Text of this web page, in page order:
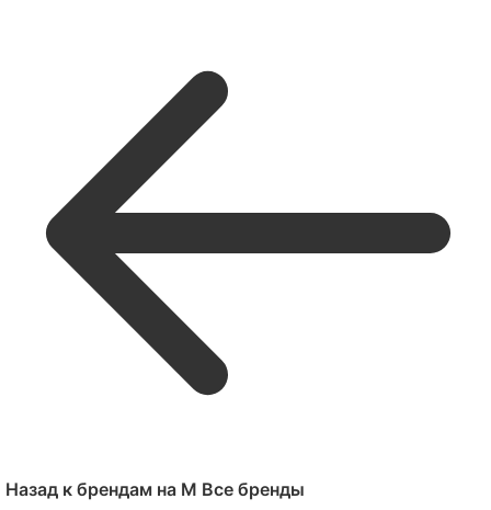
Назад к брендам на M Все бренды